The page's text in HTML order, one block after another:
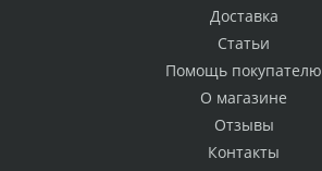
Доставка
Статьи
Помощь покупателю
О магазине
Отзывы
Контакты